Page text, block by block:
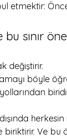
etmektir:
sınır
değiştirir.
böyle
herkesin
biriktirir. Ve bu